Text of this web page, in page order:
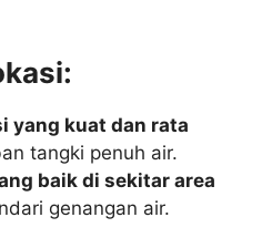
yang kuat dan rata
tangki penuh air.
baik di sekitar area
genangan air.